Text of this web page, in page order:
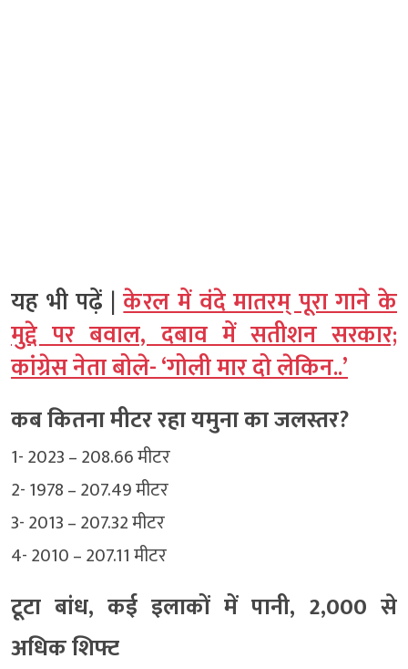
यह भी पढ़ें |केरल में वंदे मातरम् पूरा गाने के
मुद्दे पर बवाल, दबाव में सतीशन सरकार;
कांग्रेस नेता बोले- ‘गोली मार दो लेकिन..’
कब कितना मीटर रहा यमुना का जलस्तर?
1- 2023 – 208.66 मीटर
2- 1978 – 207.49 मीटर
3- 2013 – 207.32 मीटर
4- 2010 – 207.11 मीटर
टूटा बांध, कई इलाकों में पानी, 2,000 से
अधिक शिफ्ट